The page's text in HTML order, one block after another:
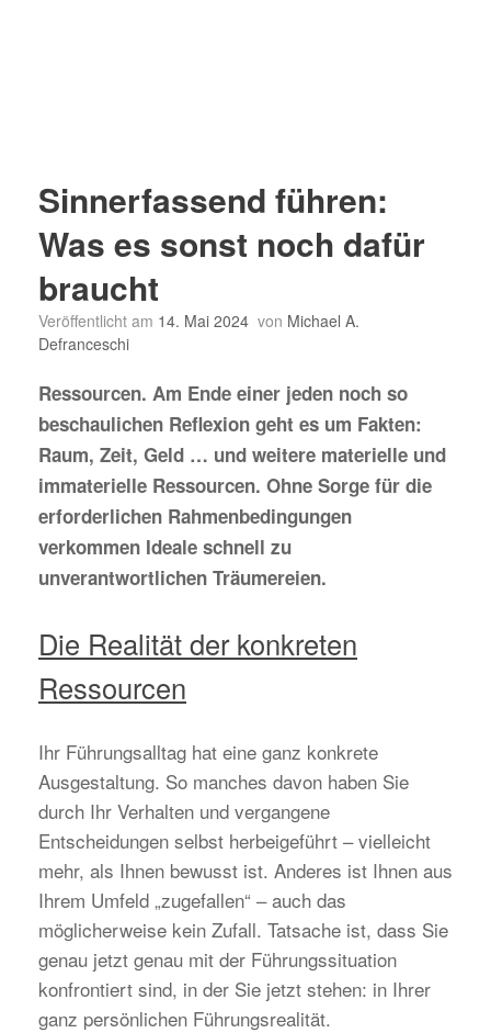
Sinnerfassend führen:
Was es sonst noch dafür
braucht
Veröffentlicht am 14. Mai 2024 von Michael A.
Defranceschi
Ressourcen. Am Ende einer jeden noch so
beschaulichen Reflexion geht es um Fakten:
Raum, Zeit, Geld … und weitere materielle und
immaterielle Ressourcen. Ohne Sorge für die
erforderlichen Rahmenbedingungen
verkommen Ideale schnell zu
unverantwortlichen Träumereien.
Die Realität der konkreten
Ressourcen
Ihr Führungsalltag hat eine ganz konkrete
Ausgestaltung. So manches davon haben Sie
durch Ihr Verhalten und vergangene
Entscheidungen selbst herbeigeführt – vielleicht
mehr, als Ihnen bewusst ist. Anderes ist Ihnen aus
Ihrem Umfeld „zugefallen“ – auch das
möglicherweise kein Zufall. Tatsache ist, dass Sie
genau jetzt genau mit der Führungssituation
konfrontiert sind, in der Sie jetzt stehen: in Ihrer
ganz persönlichen Führungsrealität.